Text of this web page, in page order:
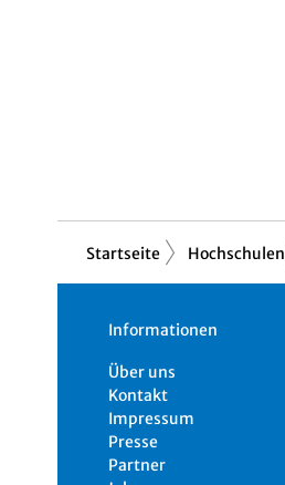
Startseite Hochschulen
Informationen
Über uns
Kontakt
Impressum
Presse
Partner